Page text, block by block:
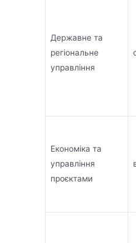
Державне та
регіональне
управління
Економіка та
управління
проєктами